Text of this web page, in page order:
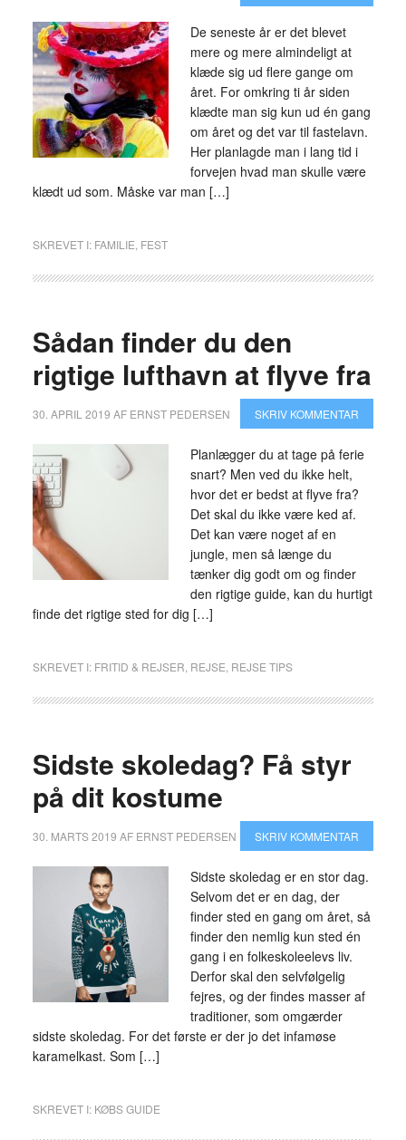
De seneste år er det blevet
mere og mere almindeligt at
klæde sig ud flere gange om
året. For omkring ti år siden
klædte man sig kun ud én gang
om året og det var til fastelavn.
Her planlagde man i lang tid i
forvejen hvad man skulle være
klædt ud som. Måske var man […]
SKREVET I: FAMILIE FEST
Sådan finder du den
rigtige lufthavn at flyve fra
30. APRIL 2019 AF ERNST PEDERSEN SKRIV KOMMENTAR
Planlægger du at tage på ferie
snart? Men ved du ikke helt,
hvor det er bedst at flyve fra?
Det skal du ikke være ked af.
Det kan være noget af en
jungle, men så længe du
tænker dig godt om og finder
den rigtige guide, kan du hurtigt
finde det rigtige sted for dig […]
SKREVET I: FRITID & REJSER REJSE REJSE TIPS
Sidste skoledag? Få styr
på dit kostume
30. MARTS 2019 AF ERNST PEDERSEN SKRIV KOMMENTAR
Sidste skoledag er en stor dag.
Selvom det er en dag, der
finder sted en gang om året, så
finder den nemlig kun sted én
gang i en folkeskoleelevs liv.
Derfor skal den selvfølgelig
fejres, og der findes masser af
traditioner, som omgærder
sidste skoledag. For det første er der jo det infamøse
karamelkast. Som […]
SKREVET I: KØBS GUIDE